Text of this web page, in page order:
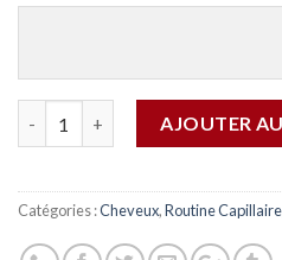
AJOUTER
Catégories :Cheveux,Routine Capillaire